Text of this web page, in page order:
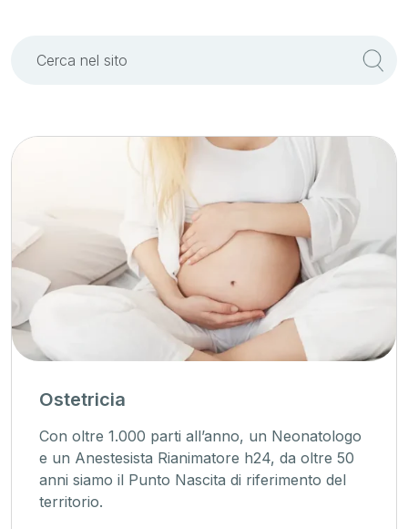
Ostetricia
Con oltre 1.000 parti all’anno, un Neonatologo
e un Anestesista Rianimatore h24, da oltre 50
anni siamo il Punto Nascita di riferimento del
territorio.